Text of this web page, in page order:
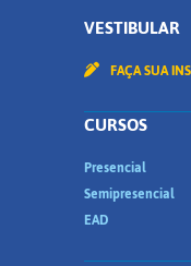
VESTIBULAR
FAÇA SUA
CURSOS
Presencial
Semipresencial
EAD